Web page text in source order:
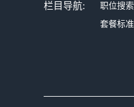
栏目导航: 职位搜索
套餐标准